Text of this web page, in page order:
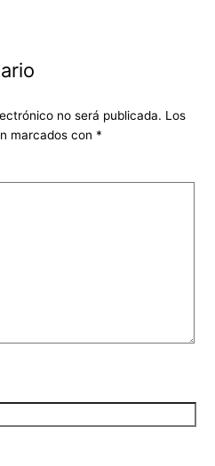
no será publicada. Los
marcados con *